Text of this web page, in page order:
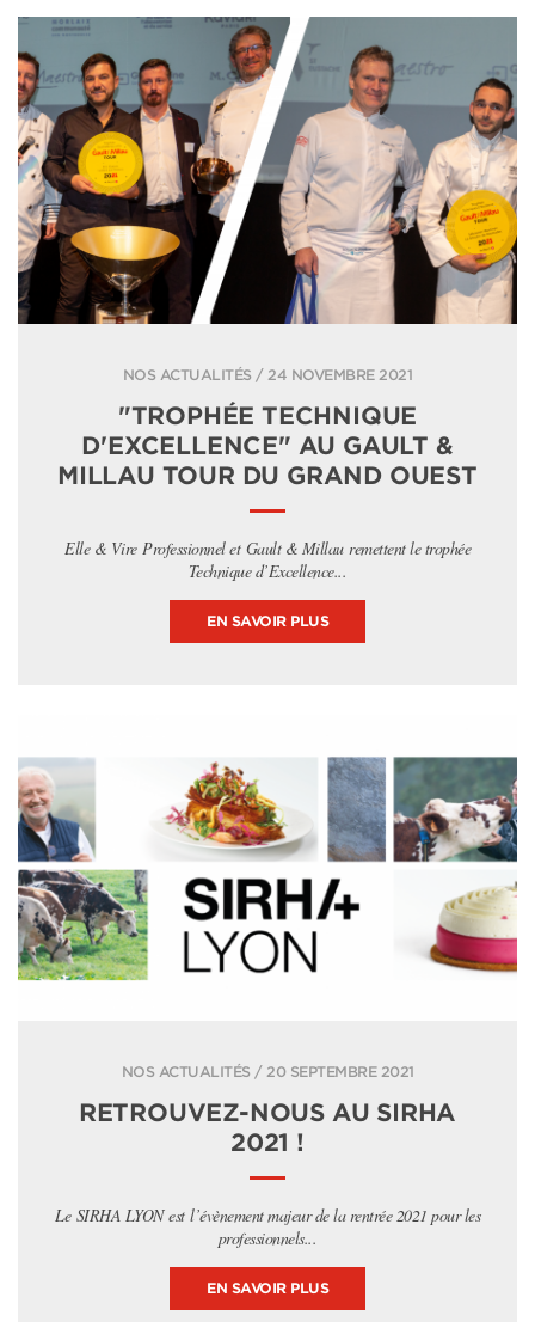
NOS ACTUALITÉS / 24 NOVEMBRE 2021
"TROPHÉE TECHNIQUE
D'EXCELLENCE" AU GAULT &
MILLAU TOUR DU GRAND OUEST
Elle & Vire Professionnel et Gault & Millau remettent le trophée
Technique d’Excellence...
EN SAVOIR PLUS
NOS ACTUALITÉS / 20 SEPTEMBRE 2021
RETROUVEZ-NOUS AU SIRHA
2021 !
Le SIRHA LYON est l’évènement majeur de la rentrée 2021 pour les
professionnels...
EN SAVOIR PLUS